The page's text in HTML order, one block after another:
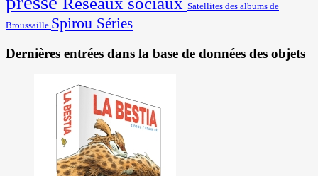
Satellites des albums de
Broussaille Spirou Séries
Dernières entrées dans la base de données des objets